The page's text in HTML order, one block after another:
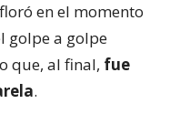
en el momento
golpe a golpe
que, al final, fue
.